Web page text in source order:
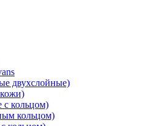
двухслойные)
с кольцом)
кольцом)